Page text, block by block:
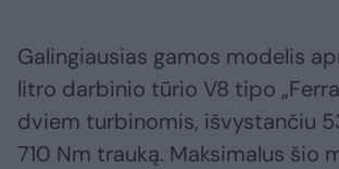
Galingiausias gamos modelis
litro darbinio tūrio V8 tipo
dviem turbinomis, išvystančiu
710 Nm trauką. Maksimalus šio